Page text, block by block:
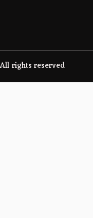
rights reserved